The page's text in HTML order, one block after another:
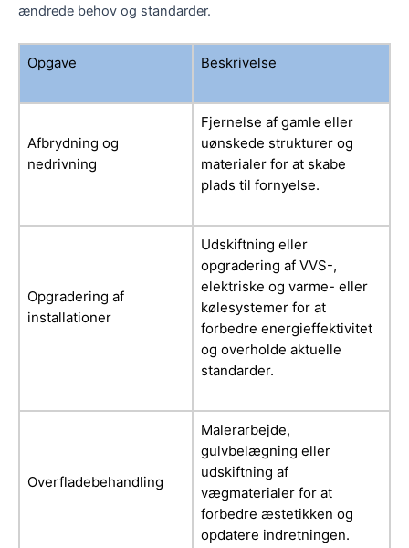
ændrede behov og standarder.
Opgave Beskrivelse
Afbrydning og
nedrivning
Fjernelse af gamle eller
uønskede strukturer og
materialer for at skabe
plads til fornyelse.
Opgradering af
installationer
Udskiftning eller
opgradering af VVS-,
elektriske og varme- eller
kølesystemer for at
forbedre energieffektivitet
og overholde aktuelle
standarder.
Overfladebehandling
Malerarbejde,
gulvbelægning eller
udskiftning af
vægmaterialer for at
forbedre æstetikken og
opdatere indretningen.